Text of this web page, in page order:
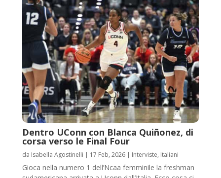
Dentro UConn con Blanca Quiñonez, di
corsa verso le Final Four
da Isabella Agostinelli | 17 Feb, 2026| Interviste, Italiani
Gioca nella numero 1 dell’Ncaa femminile la freshman